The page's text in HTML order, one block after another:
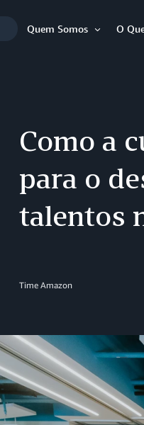
Quem Somos
O
Como a
para o
talentos
Time Amazon